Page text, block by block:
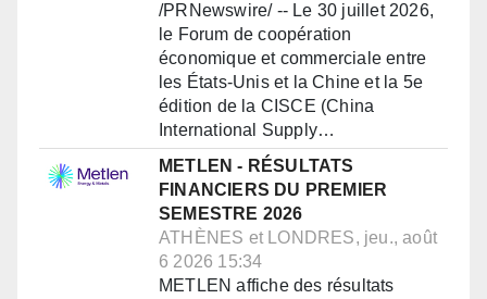
/PRNewswire/ -- Le 30 juillet 2026,
le Forum de coopération
économique et commerciale entre
les États-Unis et la Chine et la 5e
édition de la CISCE (China
International Supply…
METLEN - RÉSULTATS
FINANCIERS DU PREMIER
SEMESTRE 2026
ATHÈNES et LONDRES, jeu., août
6 2026 15:34
METLEN affiche des résultats